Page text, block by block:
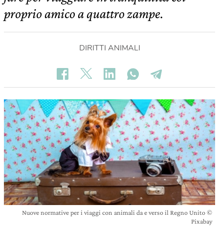
proprio amico a quattro zampe.
DIRITTI ANIMALI
Nuove normative per i viaggi con animali da e verso il Regno Unito ©
Pixabay